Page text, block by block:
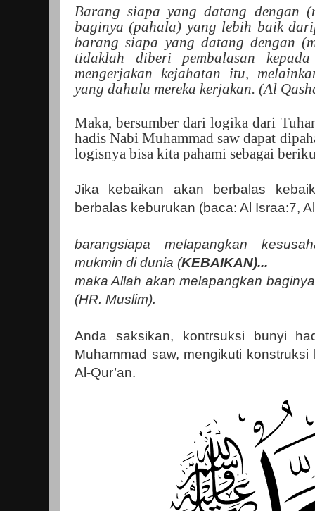
Barang siapa yang datang dengan
baginya (pahala) yang lebih baik
barang siapa yang datang dengan
tidaklah diberi pembalasan
mengerjakan kejahatan itu,
yang dahulu mereka kerjakan. (Al
Maka, bersumber dari logika dari
hadis Nabi Muhammad saw dapat
logisnya bisa kita pahami sebagai
Jika kebaikan akan berbalas
berbalas keburukan (baca: Al Israa:7,
barangsiapa melapangkan
mukmin di dunia (KEBAIKAN)...
maka Allah akan melapangkan
(HR. Muslim).
Anda saksikan, kontrsuksi bunyi
Muhammad saw, mengikuti
Al-Qur’an.